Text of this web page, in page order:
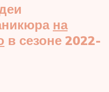
на
в сезоне 2022-